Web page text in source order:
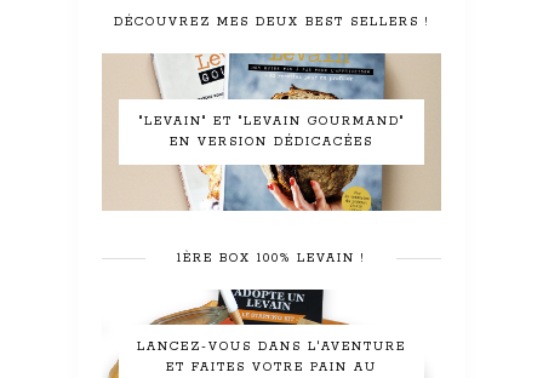
DÉCOUVREZ MES DEUX BEST SELLERS !
"LEVAIN" ET "LEVAIN GOURMAND"
EN VERSION DÉDICACÉES
1ÈRE BOX 100% LEVAIN !
LANCEZ-VOUS DANS L'AVENTURE
ET FAITES VOTRE PAIN AU